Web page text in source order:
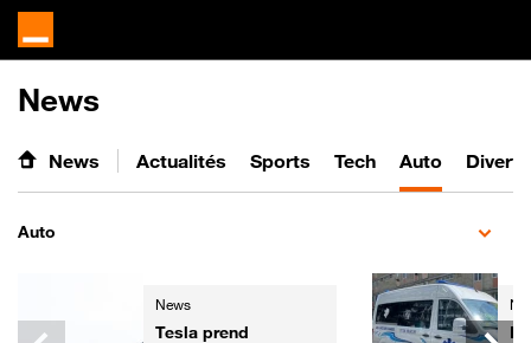
News
News Actualités Sports Tech Auto
Auto
News
Tesla prend